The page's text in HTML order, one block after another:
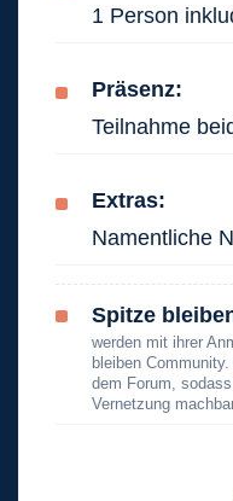
1 Person
Präsenz:
Teilnahme
Extras:
Namentliche
Spitze
werden mit ihrer
bleiben
dem Forum,
Vernetzung